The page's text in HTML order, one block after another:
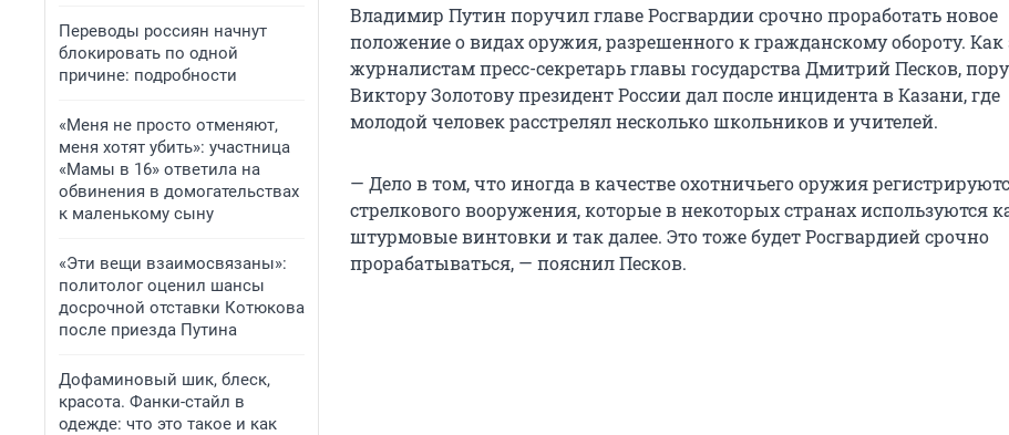
Переводы россиян начнут
блокировать по одной
причине: подробности
«Меня не просто отменяют,
меня хотят убить»: участница
«Мамы в 16» ответила на
обвинения в домогательствах
к маленькому сыну
«Эти вещи взаимосвязаны»:
политолог оценил шансы
досрочной отставки Котюкова
после приезда Путина
Дофаминовый шик, блеск,
красота. Фанки-стайл в
одежде: что это такое и как
Владимир Путин поручил главе Росгвардии срочно проработать новое
положение о видах оружия, разрешенного к гражданскому обороту. Как
журналистам пресс-секретарь главы государства Дмитрий Песков,
Виктору Золотову президент России дал после инцидента в Казани, где
молодой человек расстрелял несколько школьников и учителей.
— Дело в том, что иногда в качестве охотничьего оружия
стрелкового вооружения, которые в некоторых странах используются
штурмовые винтовки и так далее. Это тоже будет Росгвардией срочно
прорабатываться, — пояснил Песков.